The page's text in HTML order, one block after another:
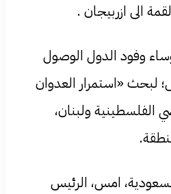
الى ازربيجان .
وفود الدول الوصول
لبحث «استمرار العدوان
الفلسطينية ولبنان،
امس، الرئيس